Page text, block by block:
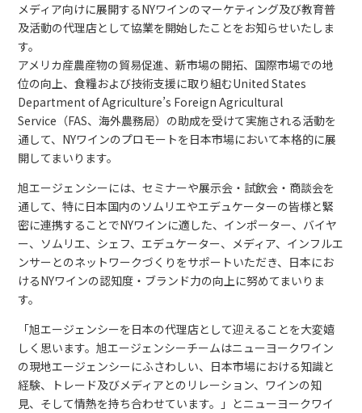
メディア向けに展開するNYワインのマーケティング及び教育普
及活動の代理店として協業を開始したことをお知らせいたしま
す。
アメリカ産農産物の貿易促進、新市場の開拓、国際市場での地
位の向上、食糧および技術支援に取り組むUnited States
Department of Agriculture’s Foreign Agricultural
Service（FAS、海外農務局）の助成を受けて実施される活動を
通して、NYワインのプロモートを日本市場において本格的に展
開してまいります。
旭エージェンシーには、セミナーや展示会・試飲会・商談会を
通して、特に日本国内のソムリエやエデュケーターの皆様と緊
密に連携することでNYワインに適した、インポーター、バイヤ
ー、ソムリエ、シェフ、エデュケーター、メディア、インフルエ
ンサーとのネットワークづくりをサポートいただき、日本にお
けるNYワインの認知度・ブランド力の向上に努めてまいりま
す。
「旭エージェンシーを日本の代理店として迎えることを大変嬉
しく思います。旭エージェンシーチームはニューヨークワイン
の現地エージェンシーにふさわしい、日本市場における知識と
経験、トレード及びメディアとのリレーション、ワインの知
見、そして情熱を持ち合わせています。」とニューヨークワイ